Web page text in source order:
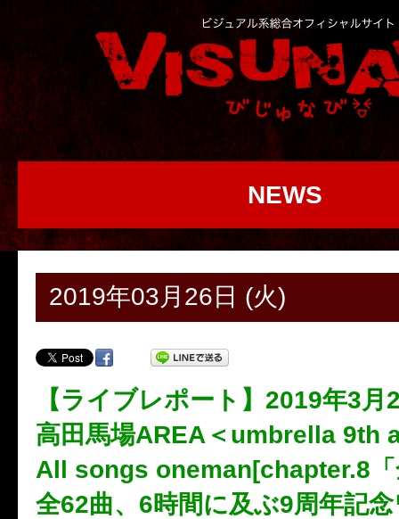
NEWS
2019年03月26日 (火)
【ライブレポート】2019年3月
高田馬場AREA＜umbrella 9th
All songs oneman[chapter.8
全62曲、6時間に及ぶ9周年記